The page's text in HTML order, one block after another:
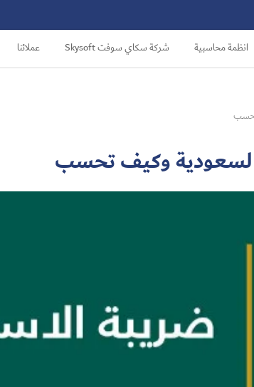
انظمة محاسبية شركة سكاي سوفت Skysoft عملائنا
وكيف تحسب